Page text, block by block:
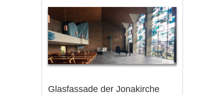
Glasfassade der Jonakirche